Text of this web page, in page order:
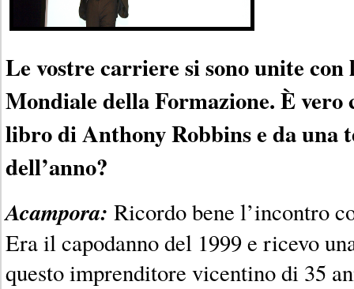
Le vostre carriere si sono unite
Mondiale della Formazione. È
libro di Anthony Robbins e da una
dell’anno?
Acampora: Ricordo bene l’incontro
Era il capodanno del 1999 e ricevo
questo imprenditore vicentino di 35